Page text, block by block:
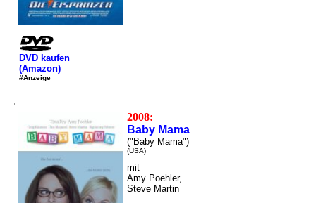
DVD kaufen
(Amazon)
#Anzeige
2008:
Baby Mama
("Baby Mama")
(USA)
mit
Amy Poehler,
Steve Martin